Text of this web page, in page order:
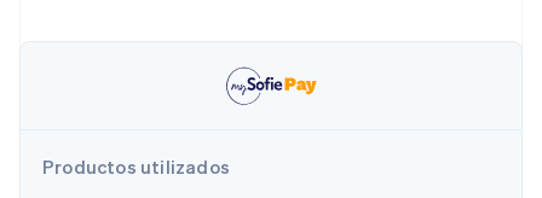
Productos utilizados